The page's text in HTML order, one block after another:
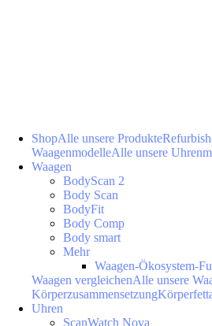
ShopAlle unsere Produkte
WaagenmodelleAlle unsere
Waagen
BodyScan 2
Body Scan
BodyFit
Body Comp
Body smart
Mehr
Waagen-Ökosystem-
Waagen vergleichenAlle unsere
Körperzusammensetzung
Uhren
ScanWatch Nova